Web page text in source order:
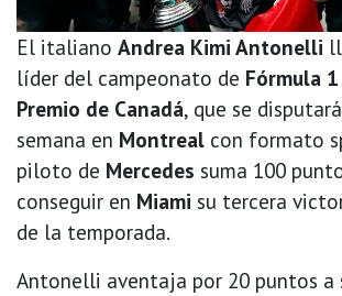
El italiano Andrea Kimi Antonelli
líder del campeonato de Fórmula 1
Premio de Canadá, que se
semana en Montreal con formato
piloto de Mercedes suma 100
conseguir en Miami su tercera
de la temporada.
Antonelli aventaja por 20 puntos a